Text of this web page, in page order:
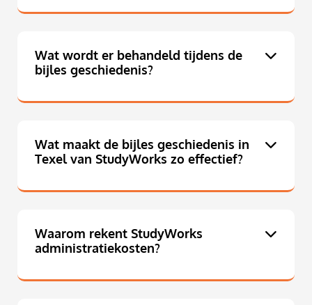
Wat wordt er behandeld tijdens de
bijles geschiedenis?
Wat maakt de bijles geschiedenis in
Texel van StudyWorks zo effectief?
Waarom rekent StudyWorks
administratiekosten?